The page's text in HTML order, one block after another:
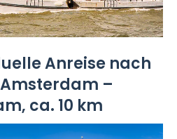
Anreise nach
–
ca. 10 km